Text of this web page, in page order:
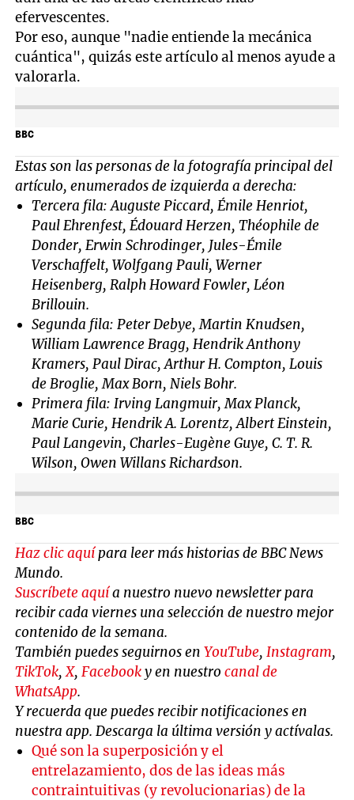
efervescentes.
Por eso, aunque "nadie entiende la mecánica
cuántica", quizás este artículo al menos ayude a
valorarla.
BBC
Estas son las personas de la fotografía principal del
artículo, enumerados de izquierda a derecha:
Tercera fila: Auguste Piccard, Émile Henriot,
Paul Ehrenfest, Édouard Herzen, Théophile de
Donder, Erwin Schrodinger, Jules-Émile
Verschaffelt, Wolfgang Pauli, Werner
Heisenberg, Ralph Howard Fowler, Léon
Brillouin.
Segunda fila: Peter Debye, Martin Knudsen,
William Lawrence Bragg, Hendrik Anthony
Kramers, Paul Dirac, Arthur H. Compton, Louis
de Broglie, Max Born, Niels Bohr.
Primera fila: Irving Langmuir, Max Planck,
Marie Curie, Hendrik A. Lorentz, Albert Einstein,
Paul Langevin, Charles-Eugène Guye, C. T. R.
Wilson, Owen Willans Richardson.
BBC
Haz clic aquípara leer más historias de BBC News
Mundo.
Suscríbete aquía nuestro nuevo newsletter para
recibir cada viernes una selección de nuestro mejor
contenido de la semana.
También puedes seguirnos enYouTube,Instagram,
TikTok,X,Facebooky en nuestrocanal de
WhatsApp.
Y recuerda que puedes recibir notificaciones en
nuestra app. Descarga la última versión y actívalas.
Qué son la superposición y el
entrelazamiento, dos de las ideas más
contraintuitivas (y revolucionarias) de la